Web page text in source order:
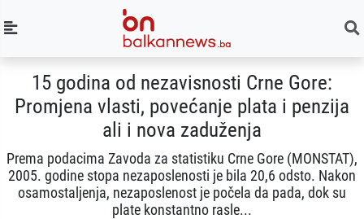
15 godina od nezavisnosti Crne Gore:
Promjena vlasti, povećanje plata i penzija
ali i nova zaduženja
Prema podacima Zavoda za statistiku Crne Gore (MONSTAT),
2005. godine stopa nezaposlenosti je bila 20,6 odsto. Nakon
osamostaljenja, nezaposlenost je počela da pada, dok su
plate konstantno rasle...